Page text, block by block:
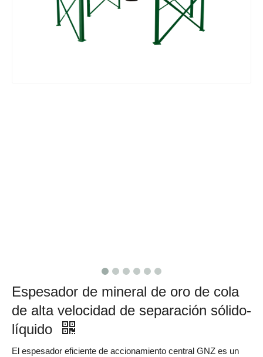
Espesador de mineral de oro de cola
de alta velocidad de separación sólido-
líquido
El espesador eficiente de accionamiento central GNZ es un